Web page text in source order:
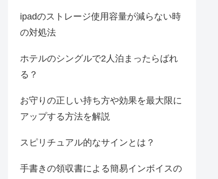
ipadのストレージ使用容量が減らない時
の対処法
ホテルのシングルで2人泊まったらばれ
る？
お守りの正しい持ち方や効果を最大限に
アップする方法を解説
スピリチュアル的なサインとは？
手書きの領収書による簡易インボイスの